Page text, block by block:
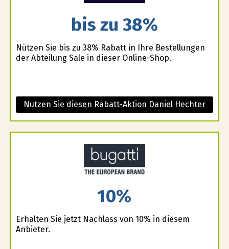
bis zu 38%
Nützen Sie bis zu 38% Rabatt in Ihre Bestellungen
der Abteilung Sale in dieser Online-Shop.
Nutzen Sie diesen Rabatt-Aktion Daniel Hechter
10%
Erhalten Sie jetzt Nachlass von 10% in diesem
Anbieter.